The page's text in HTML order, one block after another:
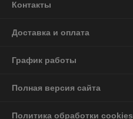
Контакты
Доставка и оплата
График работы
Полная версия сайта
Политика обработки cookies